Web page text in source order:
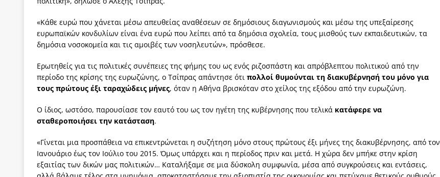
«Κάθε ευρώ που χάνεται μέσω απευθείας αναθέσεων σε δημόσιους διαγωνισμούς και μέσω της υπεξαίρεσης
ευρωπαϊκών κονδυλίων είναι ένα ευρώ που λείπει από τα δημόσια σχολεία, τους μισθούς των εκπαιδευτικών, τα
δημόσια νοσοκομεία και τις αμοιβές των νοσηλευτών», πρόσθεσε.
Ερωτηθείς για τις πολιτικές συνέπειες της φήμης του ως ενός ριζοσπάστη και απρόβλεπτου πολιτικού από την
περίοδο της κρίσης της ευρωζώνης, ο Τσίπρας απάντησε ότι πολλοί θυμούνται τη διακυβέρνησή του μόνο για
τους πρώτους έξι ταραχώδεις μήνες, όταν η Αθήνα βρισκόταν στο χείλος της εξόδου από την ευρωζώνη.
Ο ίδιος, ωστόσο, παρουσίασε τον εαυτό του ως τον ηγέτη της κυβέρνησης που τελικά κατάφερε να
σταθεροποιήσει την κατάσταση.
«Γίνεται μια προσπάθεια να επικεντρώνεται η συζήτηση μόνο στους πρώτους έξι μήνες της διακυβέρνησης, από τον
Ιανουάριο έως τον Ιούλιο του 2015. Όμως υπάρχει και η περίοδος πριν και μετά. Η χώρα δεν μπήκε στην κρίση
εξαιτίας των δικών μας πολιτικών… Καταλήξαμε σε μια δύσκολη συμφωνία, μέσα από συγκρούσεις και εντάσεις,